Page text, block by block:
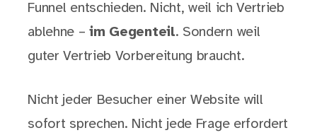
Funnel entschieden. Nicht, weil ich Vertrieb
ablehne –im Gegenteil. Sondern weil
guter Vertrieb Vorbereitung braucht.
Nicht jeder Besucher einer Website will
sofort sprechen. Nicht jede Frage erfordert